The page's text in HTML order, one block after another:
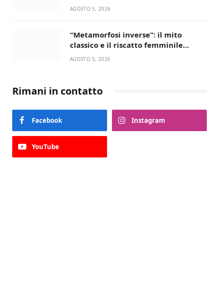
AGOSTO 5, 2026
“Metamorfosi inverse”: il mito
classico e il riscatto femminile
incantano la Selva di Fasano
AGOSTO 5, 2026
Rimani in contatto
Facebook Instagram
YouTube